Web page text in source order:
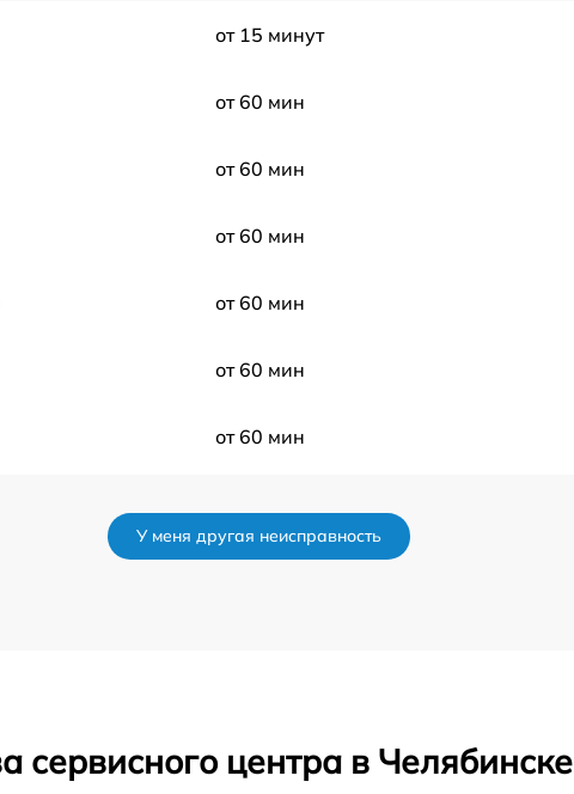
от 15 минут
от 60 мин
от 60 мин
от 60 мин
от 60 мин
от 60 мин
от 60 мин
У меня другая неисправность
сервисного центра в Челябинске